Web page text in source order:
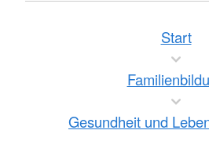
Start
Gesundheit und